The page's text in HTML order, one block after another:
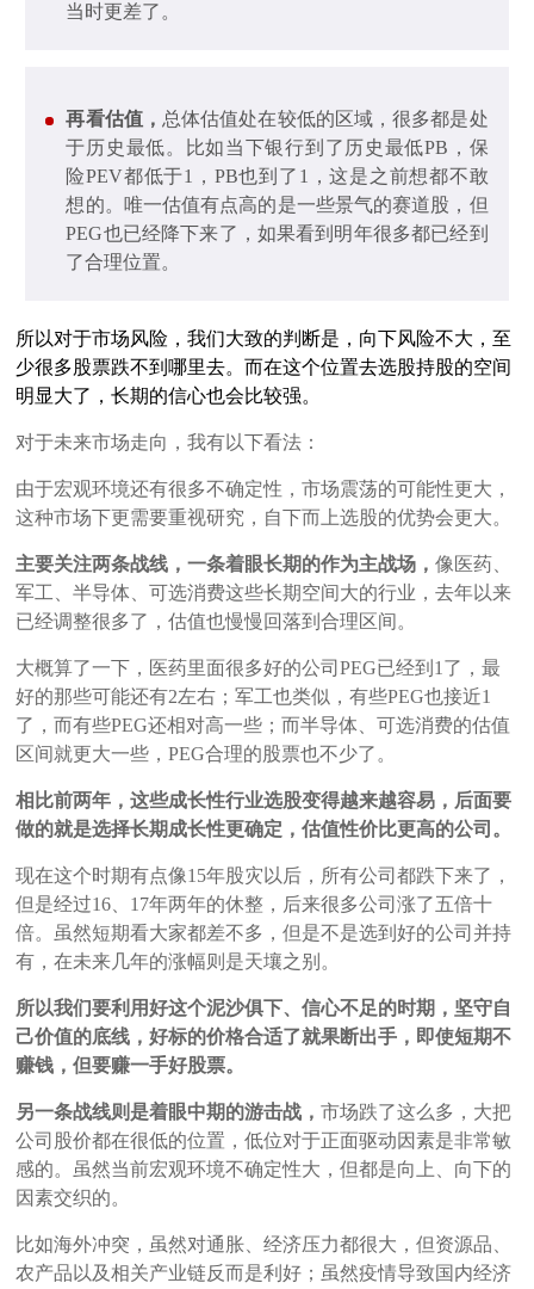
当时更差了。
再看估值， 总体估值处在较低的区域，很多都是处
于历史最低。比如当下银行到了历史最低PB，保
险PEV都低于1，PB也到了1，这是之前想都不敢
想的。唯一估值有点高的是一些景气的赛道股，但
PEG也已经降下来了，如果看到明年很多都已经到
了合理位置。
所以对于市场风险 ，我们大致的判断是 ， 向下风险不大 ，至
少很多股票跌不到哪里去。而在这个位置去选股持股的空间
明显大了 ，长期的信心也会比较强。
对于未来市场走向，我有以下看法：
由于宏观环境还有很多不确定性，市场震荡的可能性更大，
这种市场下更需要重视研究，自下而上选股的优势会更大。
主要关注两条战线，一条着眼长期的作为主战场，像医药、
军工、半导体、可选消费这些长期空间大的行业，去年以来
已经调整很多了，估值也慢慢回落到合理区间。
大概算了一下，医药里面很多好的公司PEG已经到1了，最
好的那些可能还有2左右；军工也类似，有些PEG也接近1
了，而有些PEG还相对高一些；而半导体、可选消费的估值
区间就更大一些，PEG合理的股票也不少了。
相比前两年，这些成长性行业选股变得越来越容易，后面要
做的就是选择长期成长性更确定，估值性价比更高的公司。
现在这个时期有点像15年股灾以后，所有公司都跌下来了，
但是经过16、17年两年的休整，后来很多公司涨了五倍十
倍。虽然短期看大家都差不多，但是不是选到好的公司并持
有，在未来几年的涨幅则是天壤之别。
所以我们要利用好这个泥沙俱下、信心不足的时期，坚守自
己价值的底线，好标的价格合适了就果断出手，即使短期不
赚钱，但要赚一手好股票。
另一条战线则是着眼中期的游击战，市场跌了这么多，大把
公司股价都在很低的位置，低位对于正面驱动因素是非常敏
感的。虽然当前宏观环境不确定性大，但都是向上、向下的
因素交织的。
比如海外冲突，虽然对通胀、经济压力都很大，但资源品、
农产品以及相关产业链反而是利好；虽然疫情导致国内经济